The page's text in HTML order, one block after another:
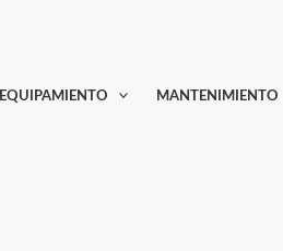
EQUIPAMIENTO MANTENIMIENTO